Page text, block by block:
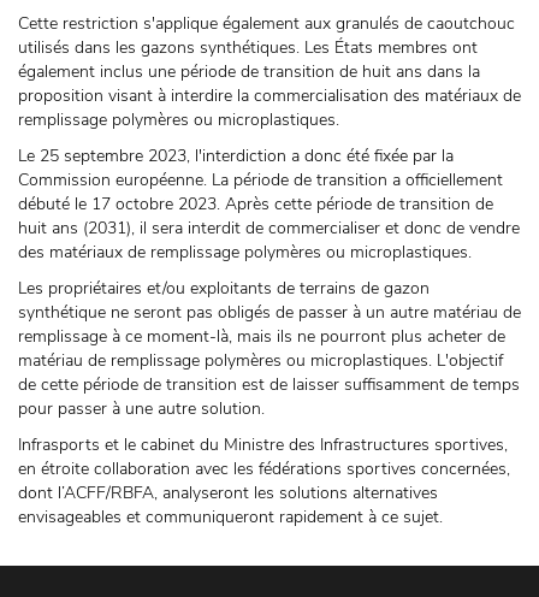
Cette restriction s'applique également aux granulés de caoutchouc
utilisés dans les gazons synthétiques. Les États membres ont
également inclus une période de transition de huit ans dans la
proposition visant à interdire la commercialisation des matériaux de
remplissage polymères ou microplastiques.
Le 25 septembre 2023, l'interdiction a donc été fixée par la
Commission européenne. La période de transition a officiellement
débuté le 17 octobre 2023. Après cette période de transition de
huit ans (2031), il sera interdit de commercialiser et donc de vendre
des matériaux de remplissage polymères ou microplastiques.
Les propriétaires et/ou exploitants de terrains de gazon
synthétique ne seront pas obligés de passer à un autre matériau de
remplissage à ce moment-là, mais ils ne pourront plus acheter de
matériau de remplissage polymères ou microplastiques. L'objectif
de cette période de transition est de laisser suffisamment de temps
pour passer à une autre solution.
Infrasports et le cabinet du Ministre des Infrastructures sportives,
en étroite collaboration avec les fédérations sportives concernées,
dont l’ACFF/RBFA, analyseront les solutions alternatives
envisageables et communiqueront rapidement à ce sujet.